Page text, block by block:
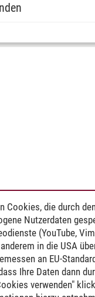
Cookies, die durch
Nutzerdaten
(YouTube,
in die USA
an EU-
Ihre Daten dann
verwenden"